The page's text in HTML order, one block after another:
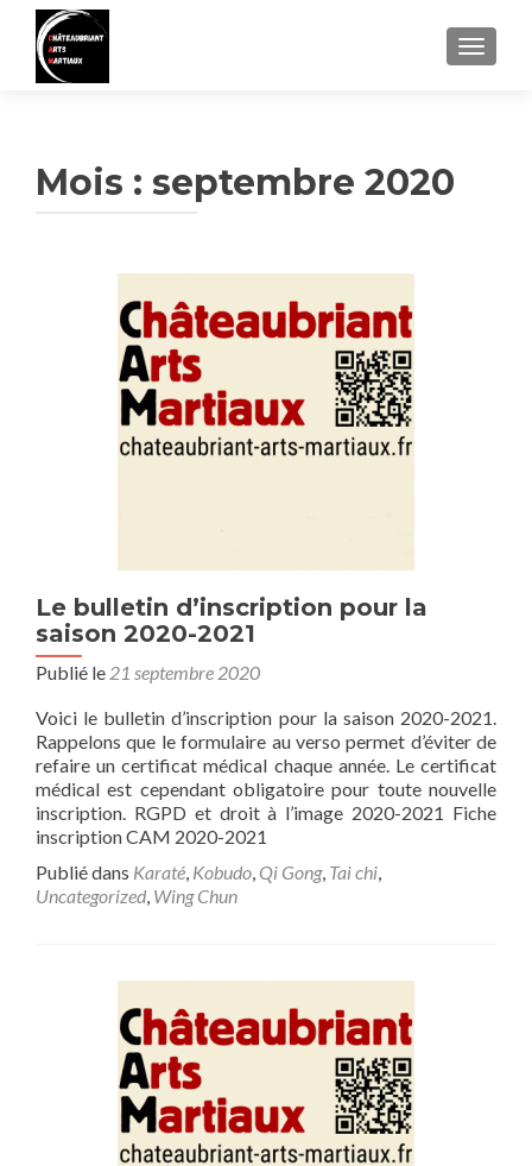
Mois : septembre 2020
Le bulletin d’inscription pour la
saison 2020-2021
Publié le 21 septembre 2020
Voici le bulletin d’inscription pour la saison 2020-2021.
Rappelons que le formulaire au verso permet d’éviter de
refaire un certificat médical chaque année. Le certificat
médical est cependant obligatoire pour toute nouvelle
inscription. RGPD et droit à l’image 2020-2021 Fiche
inscription CAM 2020-2021
Publié dans Karaté, Kobudo, Qi Gong, Tai chi,
Uncategorized, Wing Chun